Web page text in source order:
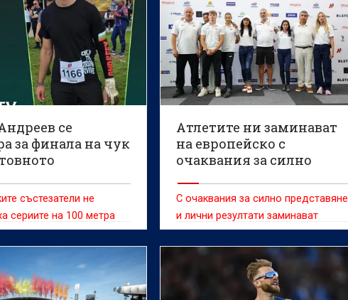
се
за финала на чук
състезатели не
сериите на 100 метра
Атлетите ни заминават
на европейско с
очаквания за силно
резултати
С очаквания за силно представяне
и лични резултати заминават
българските представители на
европейското първенство по лека
атлетика, което ще се проведе в
Бирмингам от 10 до 16 август.